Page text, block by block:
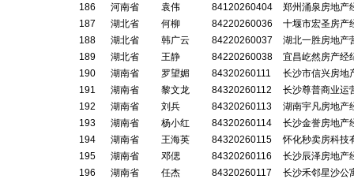
186
河南省 袁伟 84120260404
郑州涌泉房地产
187
湖北省 何柳 84220260036
十堰市宏圣房产
188
湖北省 韩广云 84220260037
湖北一胜房地产
189
湖北省 王静 84220260038
宜昌屹然房产经
190
湖南省 罗望媚 84320260111
长沙市信兴房地
191
湖南省 黎文龙 84320260112
长沙尊普商业运
192
湖南省 刘兵 84320260113
湖南宇凡房地产
193
湖南省 杨小红 84320260114
长沙金誉房地产
194
湖南省 王海英 84320260115
怀化秒卖房科技
195
湖南省 邓偲 84320260116
长沙辰泽房地产
196
湖南省 任杰 84320260117
长沙禾邻星沙公